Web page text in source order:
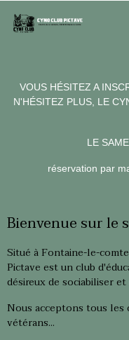
VOUS HÉSITEZ A
N'HÉSITEZ PLUS, LE
LE
réservation par
Bienvenue sur le
Situé à Fontaine-le-
Pictave est un club
désireux de sociabiliser
Nous acceptons tous
vétérans...